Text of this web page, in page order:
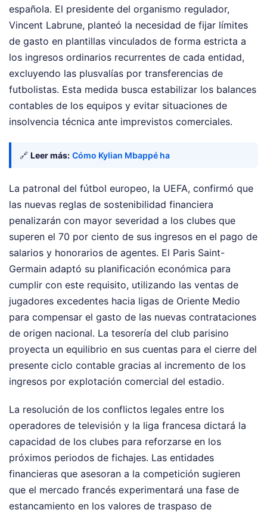
española. El presidente del organismo regulador,
Vincent Labrune, planteó la necesidad de fijar límites
de gasto en plantillas vinculados de forma estricta a
los ingresos ordinarios recurrentes de cada entidad,
excluyendo las plusvalías por transferencias de
futbolistas. Esta medida busca estabilizar los balances
contables de los equipos y evitar situaciones de
insolvencia técnica ante imprevistos comerciales.
🔗 Leer más: Cómo Kylian Mbappé ha
La patronal del fútbol europeo, la UEFA, confirmó que
las nuevas reglas de sostenibilidad financiera
penalizarán con mayor severidad a los clubes que
superen el 70 por ciento de sus ingresos en el pago de
salarios y honorarios de agentes. El Paris Saint-
Germain adaptó su planificación económica para
cumplir con este requisito, utilizando las ventas de
jugadores excedentes hacia ligas de Oriente Medio
para compensar el gasto de las nuevas contrataciones
de origen nacional. La tesorería del club parisino
proyecta un equilibrio en sus cuentas para el cierre del
presente ciclo contable gracias al incremento de los
ingresos por explotación comercial del estadio.
La resolución de los conflictos legales entre los
operadores de televisión y la liga francesa dictará la
capacidad de los clubes para reforzarse en los
próximos periodos de fichajes. Las entidades
financieras que asesoran a la competición sugieren
que el mercado francés experimentará una fase de
estancamiento en los valores de traspaso de